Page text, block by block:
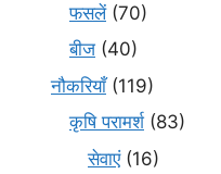
फसलें(70)
बीज (40)
नौकरियाँ(119)
कृषि परामर्श(83)
सेवाएं(16)